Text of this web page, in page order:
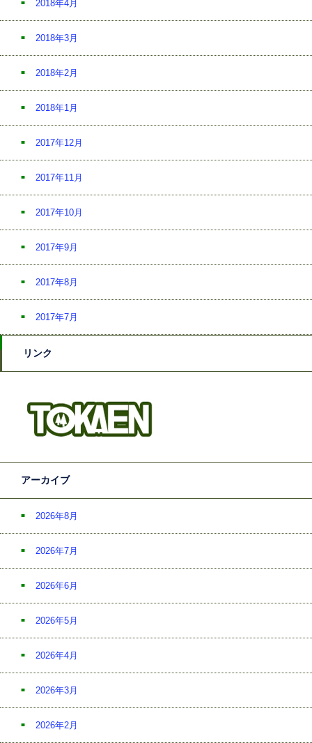
2018年4月
2018年3月
2018年2月
2018年1月
2017年12月
2017年11月
2017年10月
2017年9月
2017年8月
2017年7月
リンク
アーカイブ
2026年8月
2026年7月
2026年6月
2026年5月
2026年4月
2026年3月
2026年2月